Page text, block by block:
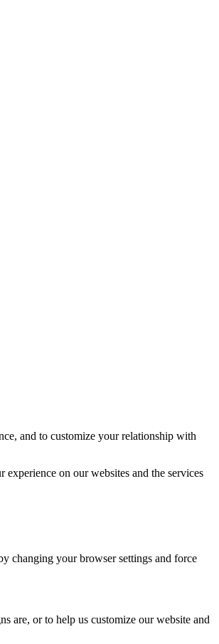
and to customize your relationship with
on our websites and the services
changing your browser settings and force
are, or to help us customize our website and